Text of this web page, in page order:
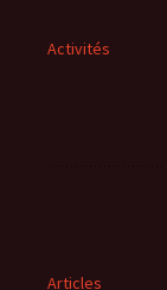
Activités
Articles